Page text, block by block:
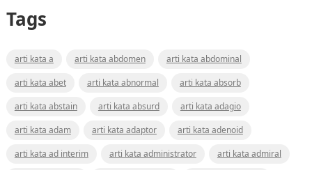
Tags
arti kata a arti kata abdomen
arti kata abdominal
arti kata abet
arti kata abnormal
arti kata absorb
arti kata abstain
arti kata absurd
arti kata adagio
arti kata adam
arti kata adaptor
arti kata adenoid
arti kata ad interim
arti kata administrator
arti kata admiral